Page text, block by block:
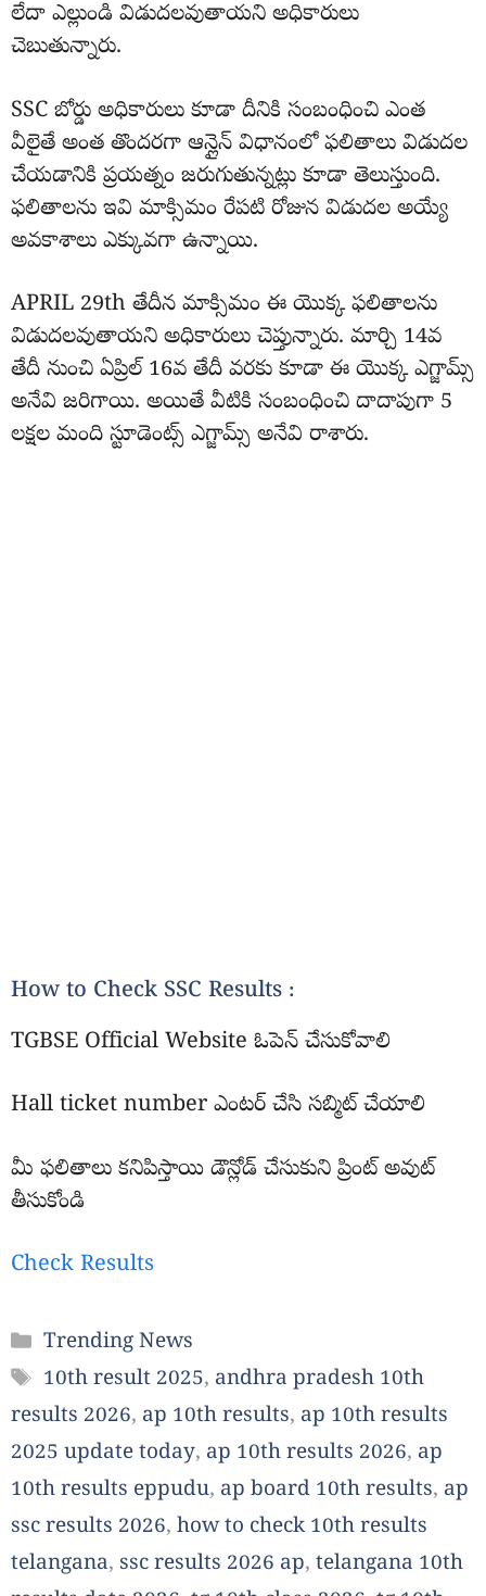
లేదా ఎల్లుండి విడుదలవుతాయని అధికారులు
చెబుతున్నారు.
SSC బోర్డు అధికారులు కూడా దీనికి సంబంధించి ఎంత
వీలైతే అంత తొందరగా ఆన్లైన్ విధానంలో ఫలితాలు విడుదల
చేయడానికి ప్రయత్నం జరుగుతున్నట్లు కూడా తెలుస్తుంది.
ఫలితాలను ఇవి మాక్సిమం రేపటి రోజున విడుదల అయ్యే
అవకాశాలు ఎక్కువగా ఉన్నాయి.
APRIL 29th తేదీన మాక్సిమం ఈ యొక్క ఫలితాలను
విడుదలవుతాయని అధికారులు చెప్తున్నారు. మార్చి 14వ
తేదీ నుంచి ఏప్రిల్ 16వ తేదీ వరకు కూడా ఈ యొక్క ఎగ్జామ్స్
అనేవి జరిగాయి. అయితే వీటికి సంబంధించి దాదాపుగా 5
లక్షల మంది స్టూడెంట్స్ ఎగ్జామ్స్ అనేవి రాశారు.
How to Check SSC Results :
TGBSE Official Website ఓపెన్ చేసుకోవాలి
Hall ticket number ఎంటర్ చేసి సబ్మిట్ చేయాలి
మీ ఫలితాలు కనిపిస్తాయి డౌన్లోడ్ చేసుకుని ప్రింట్ అవుట్
తీసుకోండి
Check Results
Categories
Trending News
Tags
10th result 2025, andhra pradesh 10th
results 2026, ap 10th results, ap 10th results
2025 update today, ap 10th results 2026, ap
10th results eppudu, ap board 10th results, ap
ssc results 2026, how to check 10th results
telangana, ssc results 2026 ap, telangana 10th